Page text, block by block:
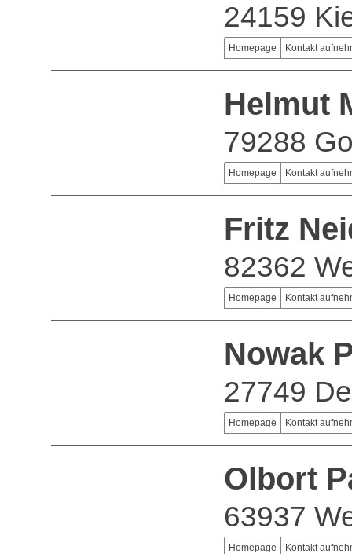
24159
Homepage Kontakt
Helmut
79288
Homepage Kontakt
Fritz
82362
Homepage Kontakt
Nowak
27749
Homepage Kontakt
Olbort
63937
Homepage Kontakt